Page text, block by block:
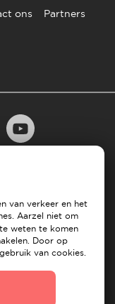
ons Partners
niet aantast
verhuizen
Voorwaarden
van verkeer en het
Aarzel niet om
weten te komen
Door op
van cookies.